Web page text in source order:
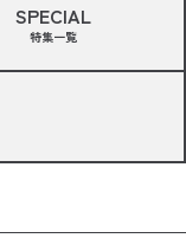
SPECIAL
特集一覧